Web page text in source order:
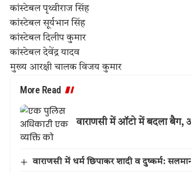
कांस्टेबल पृथ्वीराज सिंह
कांस्टेबल सूर्यभान सिंह
कांस्टेबल दिलीप कुमार
कांस्टेबल देवेंद्र यादव
मुख्य आरक्षी चालक विजय कुमार
More Read
वाराणसी में ऑटो में बदला बैग,
वाराणसी में धर्म छिपाकर शादी व दुष्कर्म: